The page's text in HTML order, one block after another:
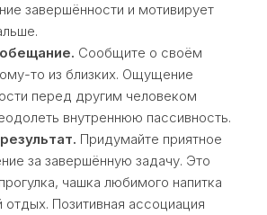
завершённости и мотивирует
Сообщите о своём
то из близких. Ощущение
перед другим человеком
внутреннюю пассивность.
Придумайте приятное
за завершённую задачу. Это
чашка любимого напитка
отдых. Позитивная ассоциация